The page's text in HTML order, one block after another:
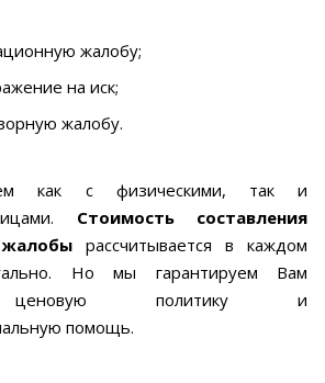
жалобу;
на иск;
жалобу.
как с физическими, так и
Стоимость составления
рассчитывается в каждом
Но мы гарантируем Вам
ценовую политику и
помощь.